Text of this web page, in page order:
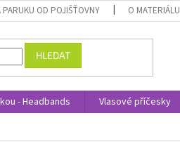
PARUKU OD POJIŠŤOVNY O MATERIÁLU
HLEDAT
- Headbands Vlasové příčesky